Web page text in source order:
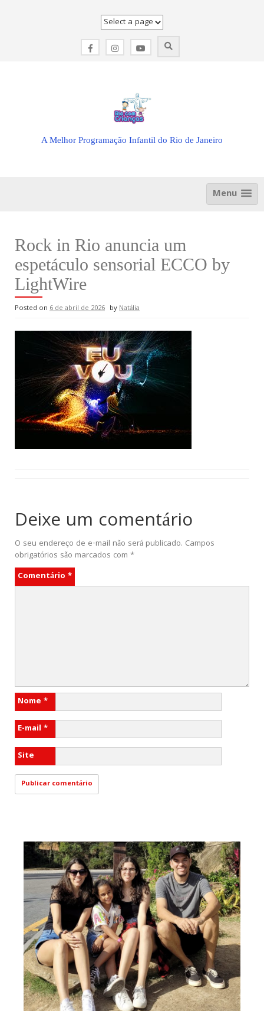
A Melhor Programação Infantil do Rio de Janeiro
Menu
Rock in Rio anuncia um
espetáculo sensorial ECCO by
LightWire
Posted on 6 de abril de 2026 byNatália
Deixe um comentário
O seu endereço de e-mail não será publicado. Campos
obrigatórios são marcados com *
Comentário *
Nome *
E-mail *
Site